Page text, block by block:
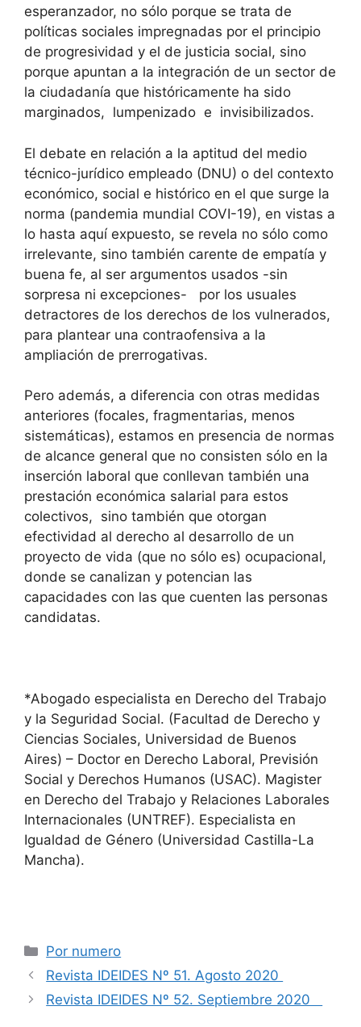
esperanzador, no sólo porque se trata de
políticas sociales impregnadas por el principio
de progresividad y el de justicia social, sino
porque apuntan a la integración de un sector de
la ciudadanía que históricamente ha sido
marginados, lumpenizado e invisibilizados.
El debate en relación a la aptitud del medio
técnico-jurídico empleado (DNU) o del contexto
económico, social e histórico en el que surge la
norma (pandemia mundial COVI-19), en vistas a
lo hasta aquí expuesto, se revela no sólo como
irrelevante, sino también carente de empatía y
buena fe, al ser argumentos usados -sin
sorpresa ni excepciones- por los usuales
detractores de los derechos de los vulnerados,
para plantear una contraofensiva a la
ampliación de prerrogativas.
Pero además, a diferencia con otras medidas
anteriores (focales, fragmentarias, menos
sistemáticas), estamos en presencia de normas
de alcance general que no consisten sólo en la
inserción laboral que conllevan también una
prestación económica salarial para estos
colectivos, sino también que otorgan
efectividad al derecho al desarrollo de un
proyecto de vida (que no sólo es) ocupacional,
donde se canalizan y potencian las
capacidades con las que cuenten las personas
candidatas.
*Abogado especialista en Derecho del Trabajo
y la Seguridad Social. (Facultad de Derecho y
Ciencias Sociales, Universidad de Buenos
Aires) – Doctor en Derecho Laboral, Previsión
Social y Derechos Humanos (USAC). Magister
en Derecho del Trabajo y Relaciones Laborales
Internacionales (UNTREF). Especialista en
Igualdad de Género (Universidad Castilla-La
Mancha).
Categorías
Por numero
Revista IDEIDES Nº 51. Agosto 2020
Revista IDEIDES Nº 52. Septiembre 2020